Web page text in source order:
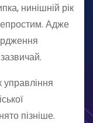
нинішній рік
Адже
пізніше.